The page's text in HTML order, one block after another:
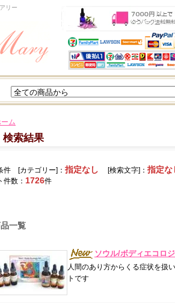
リー
ム
検索結果
件 [カテゴリー]： 指定なし [検索文字]： 指定な
件数： 1726件
一覧
ソウル/ボディエコロ
人間のあり方からくる症状を扱
トです